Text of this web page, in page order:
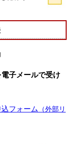
子メールで受け
フォーム
（外部リ